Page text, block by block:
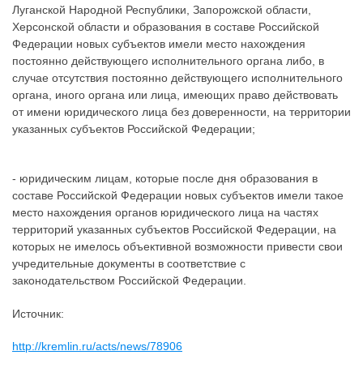
Луганской Народной Республики, Запорожской области,
Херсонской области и образования в составе Российской
Федерации новых субъектов имели место нахождения
постоянно действующего исполнительного органа либо, в
случае отсутствия постоянно действующего исполнительного
органа, иного органа или лица, имеющих право действовать
от имени юридического лица без доверенности, на территории
указанных субъектов Российской Федерации;
- юридическим лицам, которые после дня образования в
составе Российской Федерации новых субъектов имели такое
место нахождения органов юридического лица на частях
территорий указанных субъектов Российской Федерации, на
которых не имелось объективной возможности привести свои
учредительные документы в соответствие с
законодательством Российской Федерации.
Источник:
http://kremlin.ru/acts/news/78906